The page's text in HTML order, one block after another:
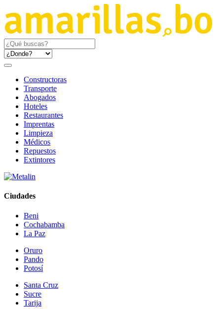
Constructoras
Transporte
Abogados
Hoteles
Restaurantes
Imprentas
Limpieza
Médicos
Repuestos
Extintores
Ciudades
Beni
Cochabamba
La Paz
Oruro
Pando
Potosí
Santa Cruz
Sucre
Tarija